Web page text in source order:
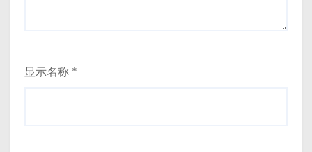
显示名称 *